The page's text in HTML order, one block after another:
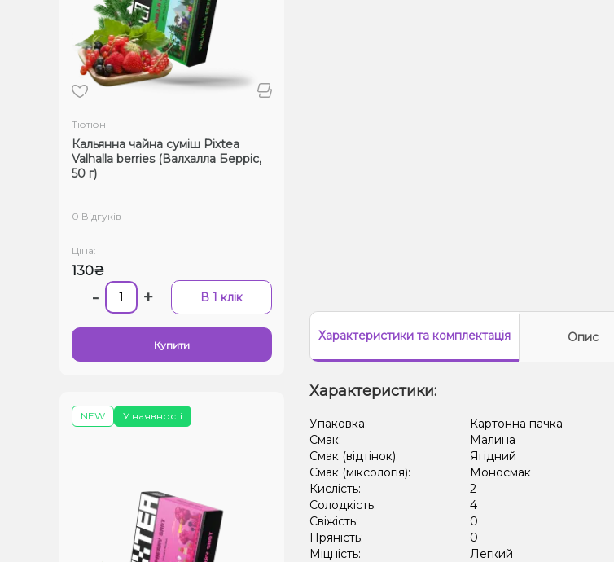
Тютюн
Кальянна чайна суміш Pixtea
Valhalla berries (Валхалла Берріс,
50 г)
0 Відгуків
Ціна:
130₴
- + В 1 клік
Купити
У наявності
NEW
Характеристикита комплектація Опис
Характеристики:
Упаковка:
Картонна пачка
Смак:
Малина
Смак (відтінок):
Ягідний
Смак (міксологія):
Моносмак
Кислість:
2
Солодкість:
4
Свіжість:
0
Пряність:
0
Міцність:
Легкий